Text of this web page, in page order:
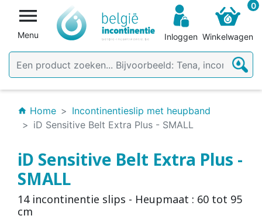

Menu Inloggen
0
Winkelwagen
home Home
Incontinentieslip met heupband
iD Sensitive Belt Extra Plus - SMALL
iD Sensitive Belt Extra Plus -
SMALL
14 incontinentie slips - Heupmaat : 60 tot 95
cm